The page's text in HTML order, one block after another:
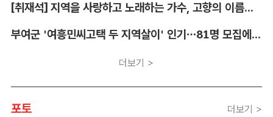
[취재석] 지역을 사랑하고 노래하는 가수, 고향의 이름을 남긴다
부여군 '여흥민씨고택 두 지역살이' 인기…81명 모집에 712명 몰려
더보기 >
포토 더보기 >